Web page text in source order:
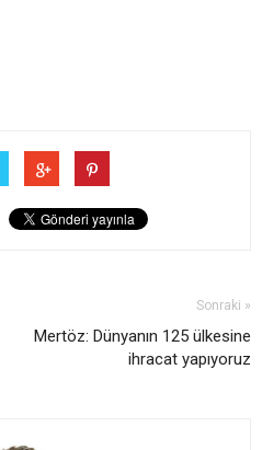
Sonraki »
Mertöz: Dünyanın 125 ülkesine
ihracat yapıyoruz